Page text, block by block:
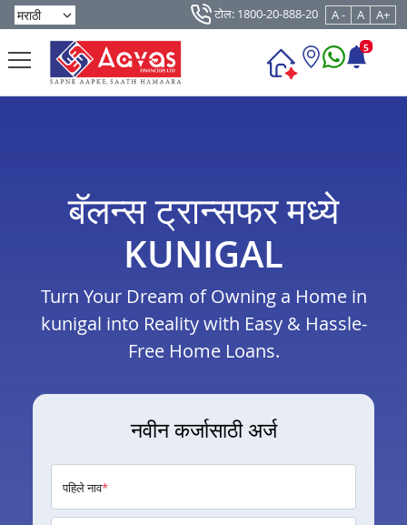
टोल: 1800-20-888-20 A - A A+
5
बॅलन्स ट्रान्सफर मध्ये
KUNIGAL
Turn Your Dream of Owning a Home in
kunigal into Reality with Easy & Hassle-
Free Home Loans.
नवीन कर्जासाठी अर्ज
पहिले नाव*